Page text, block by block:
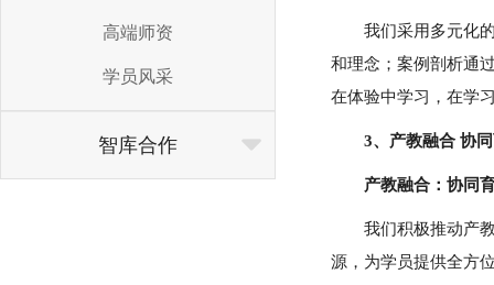
高端师资
学员风采
智库合作
我们采用多元化
和理念；案例剖析通
在体验中学习，在学
3、产教融合 协
产教融合：协同
我们积极推动产
源，为学员提供全方